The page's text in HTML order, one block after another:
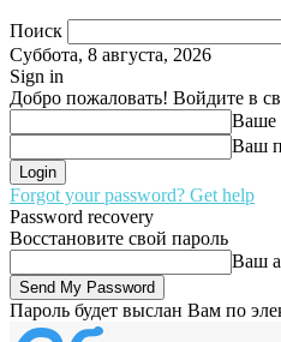
Поиск
Суббота, 8 августа, 2026
Sign in
Добро пожаловать! Войдите в
Ваше
Ваш
Forgot your password? Get help
Password recovery
Восстановите свой пароль
Ваш
Пароль будет выслан Вам по